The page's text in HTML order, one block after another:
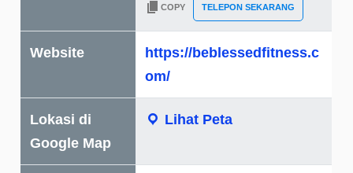
COPY TELEPON SEKARANG
Website
https://beblessedfitness.c
om/
Lokasi di
Google Map
Lihat Peta